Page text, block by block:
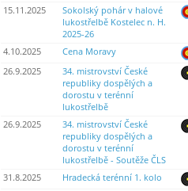
15.11.2025
Sokolský pohár v halové
lukostřelbě Kostelec n. H.
2025-26
4.10.2025 Cena Moravy
26.9.2025
34. mistrovství České
republiky dospělých a
dorostu v terénní
lukostřelbě
26.9.2025
34. mistrovství České
republiky dospělých a
dorostu v terénní
lukostřelbě - Soutěže ČLS
31.8.2025 Hradecká terénní 1. kolo